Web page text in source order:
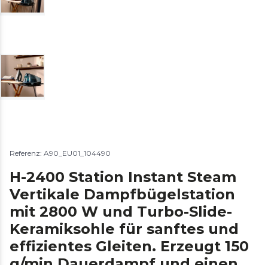
Referenz: A90_EU01_104490
H-2400 Station Instant Steam
Vertikale Dampfbügelstation
mit 2800 W und Turbo-Slide-
Keramiksohle für sanftes und
effizientes Gleiten. Erzeugt 150